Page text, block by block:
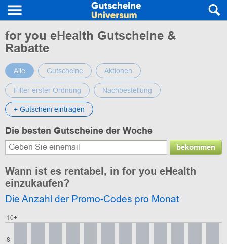
for you eHealth Gutscheine &
Rabatte
Alle Gutscheine Aktionen
Filter erster Ordnung Nachbestellung
+ Gutschein eintragen
Die besten Gutscheine der Woche
bekommen
Wann ist es rentabel, in for you eHealth
einzukaufen?
Die Anzahl der Promo-Codes pro Monat
8
10+